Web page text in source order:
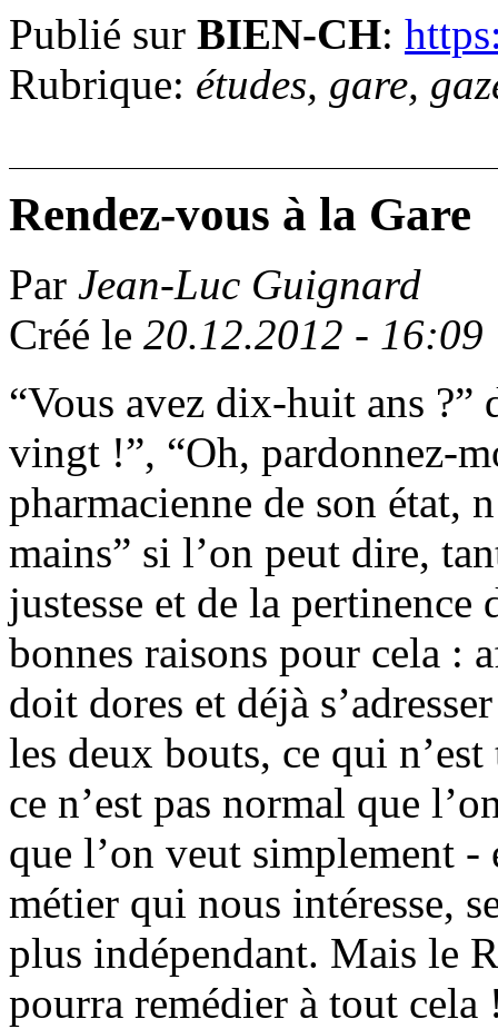
Publié sur BIEN-CH:
Rubrique: études, gare,
Rendez-vous à la Gare
Par Jean-Luc Guignard
Créé le 20.12.2012 - 16:09
“Vous avez dix-huit ans ?”
vingt !”, “Oh, pardonnez-
pharmacienne de son état,
mains” si l’on peut dire,
justesse et de la
bonnes raisons pour cela :
doit dores et déjà
les deux bouts, ce qui
ce n’est pas normal que
que l’on veut simplement
métier qui nous intéresse,
plus indépendant. Mais le
pourra remédier à tout cela